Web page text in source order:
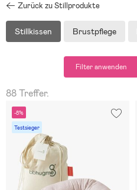
Zurück zu Stillprodukte
Stillkissen Brustpflege
Filter anwenden
88 Treffer.
-8%
Testsieger